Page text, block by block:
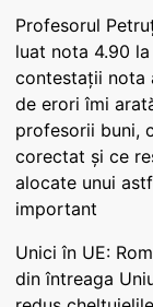
Profesorul
luat nota 4.90
contestații nota
de erori îmi
profesorii buni,
corectat și ce
alocate unui
important
Unici în UE:
din întreaga